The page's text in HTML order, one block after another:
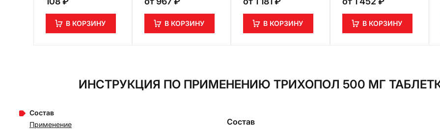
В КОРЗИНУ В КОРЗИНУ В КОРЗИНУ В КОРЗИНУ
ИНСТРУКЦИЯ ПО ПРИМЕНЕНИЮ ТРИХОПОЛ 500 МГ
Состав
Применение
Состав